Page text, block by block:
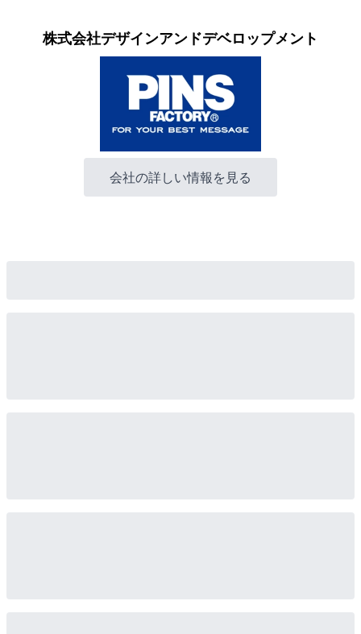
株式会社デザインアンドデベロップメント
会社の詳しい情報を見る